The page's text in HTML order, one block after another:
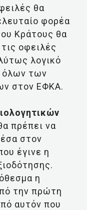
θα
φορέα
Κράτους θα
οφειλές
λογικό
όλων των
στον ΕΦΚΑ.
πρέπει να
στον
έγινε η
η
την πρώτη
αυτόν που